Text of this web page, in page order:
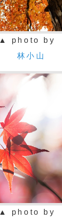
▲ photo by
林小山
▲ photo by